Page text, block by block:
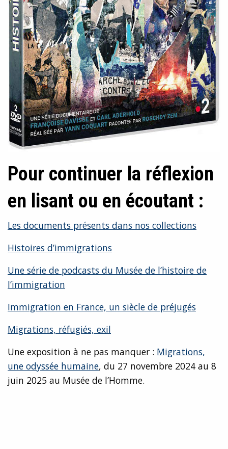
Pour continuer la réflexion
en lisant ou en écoutant :
Les documents présents dans nos collections
Histoires d’immigrations
Une série de podcasts du Musée de l’histoire de
l’immigration
Immigration en France, un siècle de préjugés
Migrations, réfugiés, exil
Une exposition à ne pas manquer : Migrations,
une odyssée humaine, du 27 novembre 2024 au 8
juin 2025 au Musée de l’Homme.